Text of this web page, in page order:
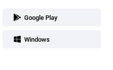
Google Play
Windows